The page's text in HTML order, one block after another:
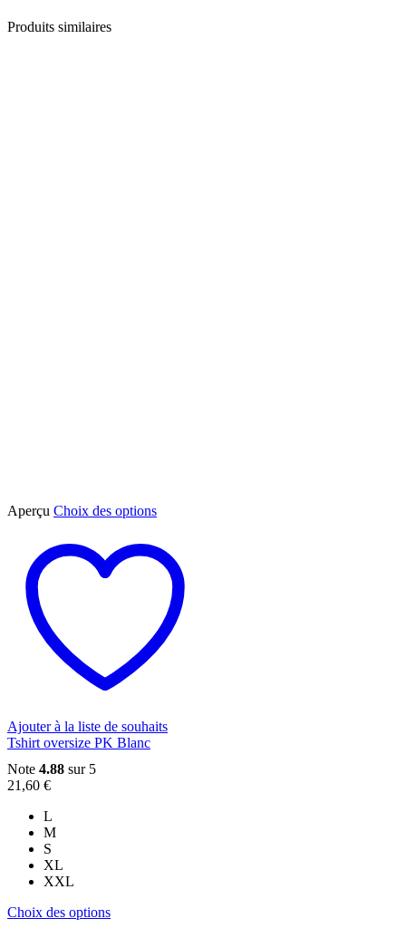
Produits similaires
Aperçu Choix des optionsCe
plusieurs
variations.
Les
options
peuvent
être
choisies
du
produit
Ajouter à la liste de souhaits
Tshirt oversize PK Blanc
Note 4.88 sur 5
21,60 €
L
M
S
XL
XXL
Choix des optionsCe